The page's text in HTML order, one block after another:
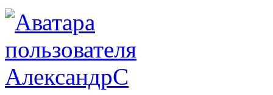
АлександрС